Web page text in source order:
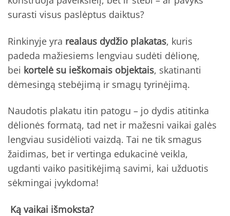
surasti visus paslėptus daiktus?
Rinkinyje yra realaus dydžio plakatas, kuris
padeda mažiesiems lengviau sudėti dėlionę,
bei kortelė su ieškomais objektais, skatinanti
dėmesingą stebėjimą ir smagų tyrinėjimą.
Naudotis plakatu itin patogu – jo dydis atitinka
dėlionės formatą, tad net ir mažesni vaikai galės
lengviau susidėlioti vaizdą. Tai ne tik smagus
žaidimas, bet ir vertinga edukacinė veikla,
ugdanti vaiko pasitikėjimą savimi, kai užduotis
sėkmingai įvykdoma!
Ką vaikai išmoksta?